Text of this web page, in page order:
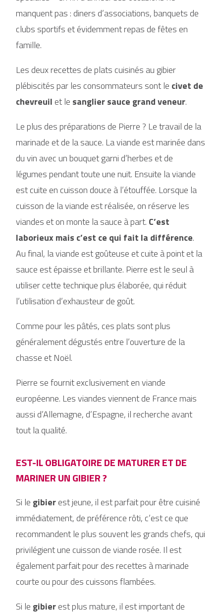
manquent pas : diners d’associations, banquets de
clubs sportifs et évidemment repas de fêtes en
famille.
Les deux recettes de plats cuisinés au gibier
plébiscités par les consommateurs sont le civet de
chevreuil et le sanglier sauce grand veneur.
Le plus des préparations de Pierre ? Le travail de la
marinade et de la sauce. La viande est marinée dans
du vin avec un bouquet garni d’herbes et de
légumes pendant toute une nuit. Ensuite la viande
est cuite en cuisson douce à l’étouffée. Lorsque la
cuisson de la viande est réalisée, on réserve les
viandes et on monte la sauce à part. C’est
laborieux mais c’est ce qui fait la différence.
Au final, la viande est goûteuse et cuite à point et la
sauce est épaisse et brillante. Pierre est le seul à
utiliser cette technique plus élaborée, qui réduit
l’utilisation d’exhausteur de goût.
Comme pour les pâtés, ces plats sont plus
généralement dégustés entre l’ouverture de la
chasse et Noël.
Pierre se fournit exclusivement en viande
européenne. Les viandes viennent de France mais
aussi d’Allemagne, d’Espagne, il recherche avant
tout la qualité.
EST-IL OBLIGATOIRE DE MATURER ET DE
MARINER UN GIBIER ?
Si le gibierest jeune, il est parfait pour être cuisiné
immédiatement, de préférence rôti, c’est ce que
recommandent le plus souvent les grands chefs, qui
privilégient une cuisson de viande rosée. Il est
également parfait pour des recettes à marinade
courte ou pour des cuissons flambées.
Si le gibierest plus mature, il est important de